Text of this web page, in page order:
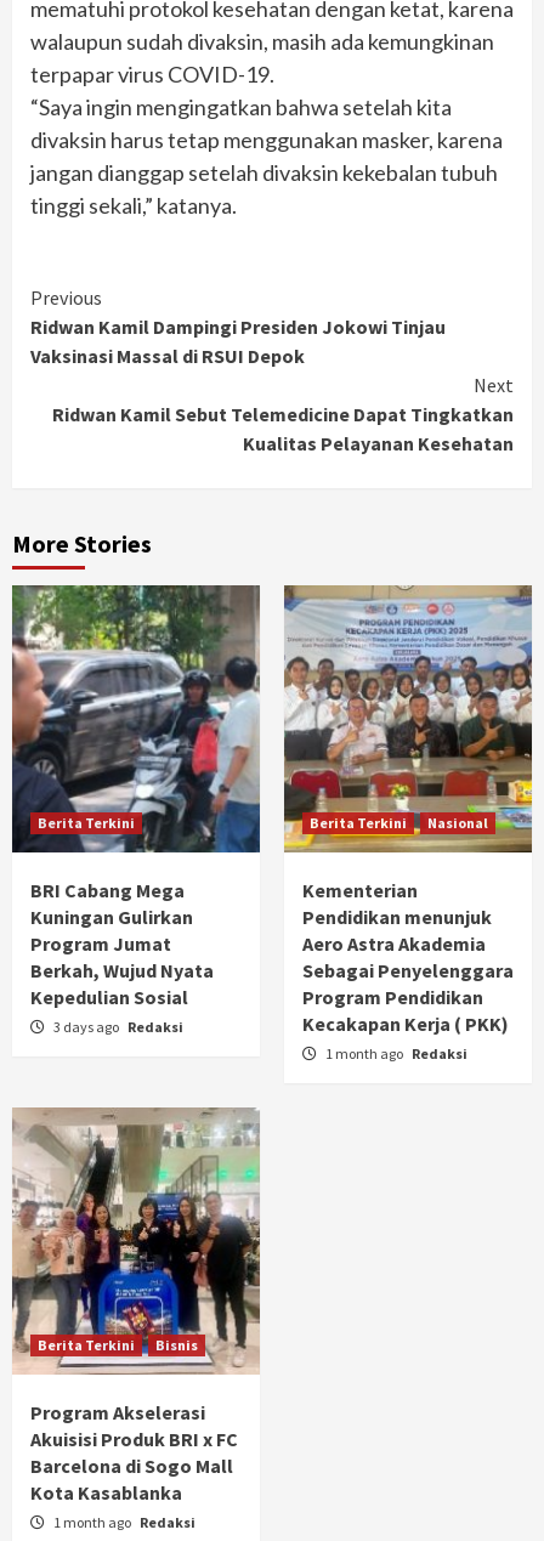
mematuhi protokol kesehatan dengan ketat, karena
walaupun sudah divaksin, masih ada kemungkinan
terpapar virus COVID-19.
“Saya ingin mengingatkan bahwa setelah kita
divaksin harus tetap menggunakan masker, karena
jangan dianggap setelah divaksin kekebalan tubuh
tinggi sekali,” katanya.
Continue
Reading
Previous
Ridwan Kamil Dampingi Presiden Jokowi Tinjau
Vaksinasi Massal di RSUI Depok
Next
Ridwan Kamil Sebut Telemedicine Dapat Tingkatkan
Kualitas Pelayanan Kesehatan
More Stories
Berita Terkini
BRI Cabang Mega
Kuningan Gulirkan
Program Jumat
Berkah, Wujud Nyata
Kepedulian Sosial
3 days ago Redaksi
Berita Terkini Nasional
Kementerian
Pendidikan menunjuk
Aero Astra Akademia
Sebagai Penyelenggara
Program Pendidikan
Kecakapan Kerja ( PKK)
1 month ago Redaksi
Berita Terkini Bisnis
Program Akselerasi
Akuisisi Produk BRI x FC
Barcelona di Sogo Mall
Kota Kasablanka
1 month ago Redaksi